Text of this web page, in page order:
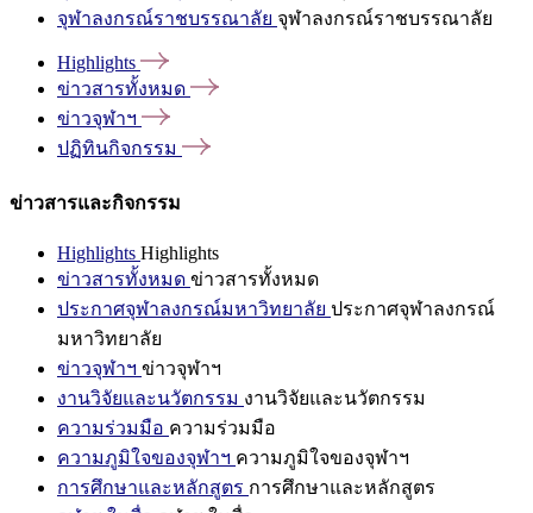
จุฬาลงกรณ์ราชบรรณาลัย จุฬาลงกรณ์ราชบรรณาลัย
Highlights
ข่าวสารทั้งหมด
ข่าวจุฬาฯ
ปฏิทินกิจกรรม
ข่าวสารและกิจกรรม
Highlights Highlights
ข่าวสารทั้งหมด ข่าวสารทั้งหมด
ประกาศจุฬาลงกรณ์มหาวิทยาลัย ประกาศจุฬาลงกรณ์
มหาวิทยาลัย
ข่าวจุฬาฯ ข่าวจุฬาฯ
งานวิจัยและนวัตกรรม งานวิจัยและนวัตกรรม
ความร่วมมือ ความร่วมมือ
ความภูมิใจของจุฬาฯ ความภูมิใจของจุฬาฯ
การศึกษาและหลักสูตร การศึกษาและหลักสูตร